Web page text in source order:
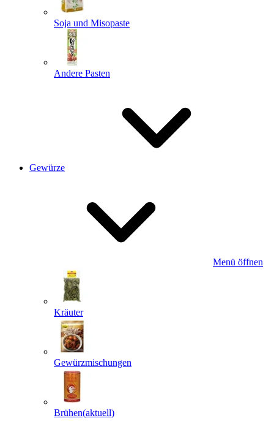
Soja und Misopaste
Andere Pasten
Gewürze
Menü öffnen
Kräuter
Gewürzmischungen
Brühen(aktuell)